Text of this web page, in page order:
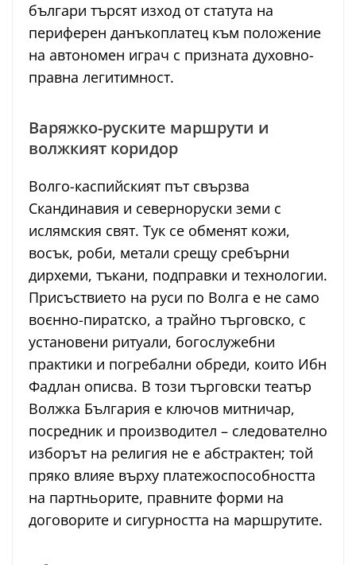
българи търсят изход от статута на
периферен данъкоплатец към положение
на автономен играч с призната духовно-
правна легитимност.
Варяжко-руските маршрути и
волжкият коридор
Волго-каспийският път свързва
Скандинавия и северноруски земи с
ислямския свят. Тук се обменят кожи,
восък, роби, метали срещу сребърни
дирхеми, тъкани, подправки и технологии.
Присъствието на руси по Волга е не само
воєнно-пиратско, а трайно търговско, с
установени ритуали, богослужебни
практики и погребални обреди, които Ибн
Фадлан описва. В този търговски театър
Волжка България е ключов митничар,
посредник и производител – следователно
изборът на религия не е абстрактен; той
пряко влияе върху платежоспособността
на партньорите, правните форми на
договорите и сигурността на маршрутите.